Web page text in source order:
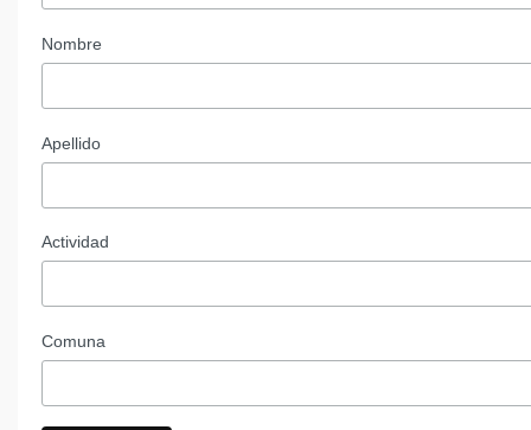
Nombre
Apellido
Actividad
Comuna